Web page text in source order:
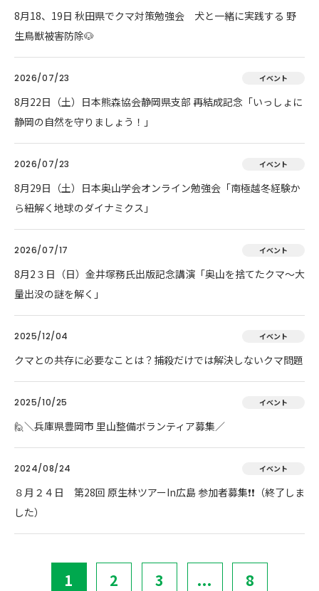
8月18、19日 秋田県でクマ対策勉強会 犬と一緒に実践する 野
生鳥獣被害防除🐶
2026/07/23 イベント
8月22日（土）日本熊森協会静岡県支部 再結成記念「いっしょに
静岡の自然を守りましょう！」
2026/07/23 イベント
8月29日（土）日本奥山学会オンライン勉強会「南極越冬経験か
ら紐解く地球のダイナミクス」
2026/07/17 イベント
8月2３日（日）金井塚務氏出版記念講演「奥山を捨てたクマ～大
量出没の謎を解く」
2025/12/04 イベント
クマとの共存に必要なことは？捕殺だけでは解決しないクマ問題
2025/10/25 イベント
🙋＼兵庫県豊岡市 里山整備ボランティア募集／
2024/08/24 イベント
８月２４日 第28回 原生林ツアーIn広島 参加者募集❗❗（終了しま
した）
1 2 3 ... 8